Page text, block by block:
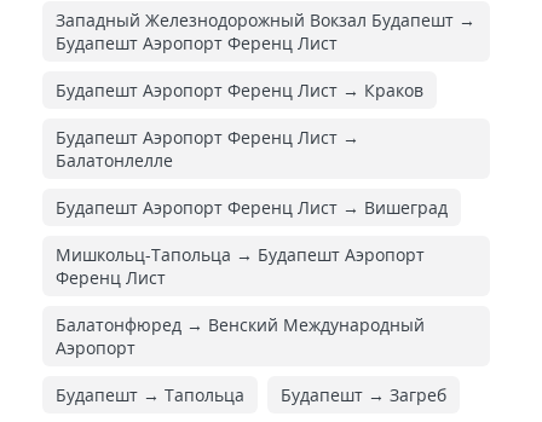
Западный Железнодорожный Вокзал Будапешт →
Будапешт Аэропорт Ференц Лист
Будапешт Аэропорт Ференц Лист → Краков
Будапешт Аэропорт Ференц Лист →
Балатонлелле
Будапешт Аэропорт Ференц Лист → Вишеград
Мишкольц-Тапольца → Будапешт Аэропорт
Ференц Лист
Балатонфюред → Венский Международный
Аэропорт
Будапешт → Тапольца Будапешт → Загреб